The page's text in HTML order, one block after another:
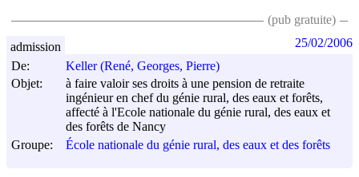
(pub gratuite)
De:
Keller (René, Georges, Pierre)
Objet:
à faire valoir ses droits à une pension de retraite
ingénieur en chef du génie rural, des eaux et forêts,
affecté à l'Ecole nationale du génie rural, des eaux et
des forêts de Nancy
Groupe:
École nationale du génie rural, des eaux et des forêts
admission 25/02/2006